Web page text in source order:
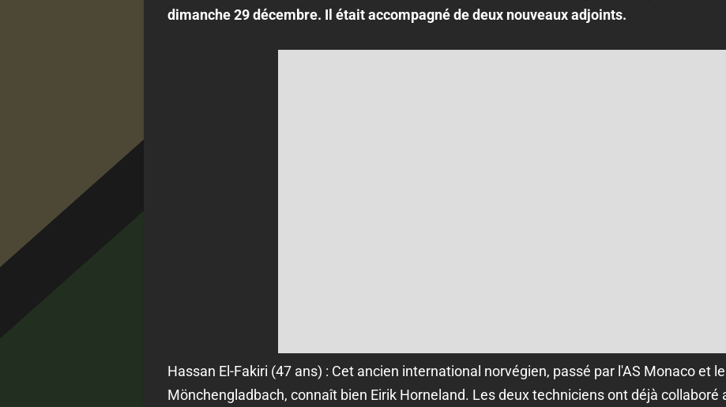
dimanche 29 décembre. Il était accompagné de deux nouveaux adjoints.
Hassan El-Fakiri (47 ans) : Cet ancien international norvégien, passé par l'AS Monaco et
Mönchengladbach, connaît bien Eirik Horneland. Les deux techniciens ont déjà collaboré